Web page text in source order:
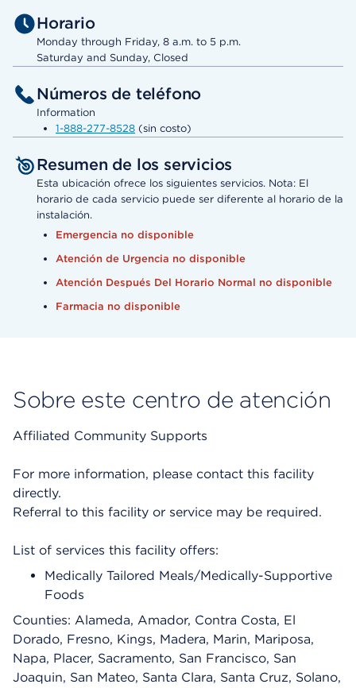
Horario
Monday through Friday, 8 a.m. to 5 p.m.
Saturday and Sunday, Closed
Números de teléfono
Information
1-888-277-8528 (sin costo)
Resumen de los servicios
Esta ubicación ofrece los siguientes servicios. Nota: El
horario de cada servicio puede ser diferente al horario de la
instalación.
Emergencia no disponible
Atención de Urgencia no disponible
Atención Después Del Horario Normal no disponible
Farmacia no disponible
Sobre este centro de atención
Affiliated Community Supports
For more information, please contact this facility
directly.
Referral to this facility or service may be required.
List of services this facility offers:
Medically Tailored Meals/Medically-Supportive
Foods
Counties: Alameda, Amador, Contra Costa, El
Dorado, Fresno, Kings, Madera, Marin, Mariposa,
Napa, Placer, Sacramento, San Francisco, San
Joaquin, San Mateo, Santa Clara, Santa Cruz, Solano,